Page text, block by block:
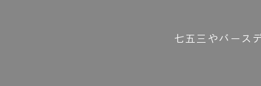
七五三やバース